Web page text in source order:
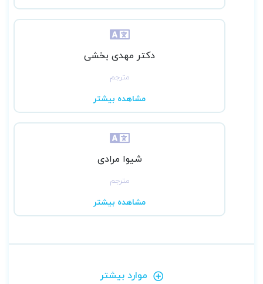
دکتر مهدی بخشی
مترجم
مشاهده بیشتر
شیوا مرادی
مترجم
مشاهده بیشتر
موارد بیشتر